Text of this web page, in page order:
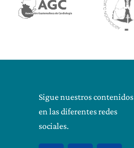
Sigue nuestros contenidos
en las diferentes redes
sociales.